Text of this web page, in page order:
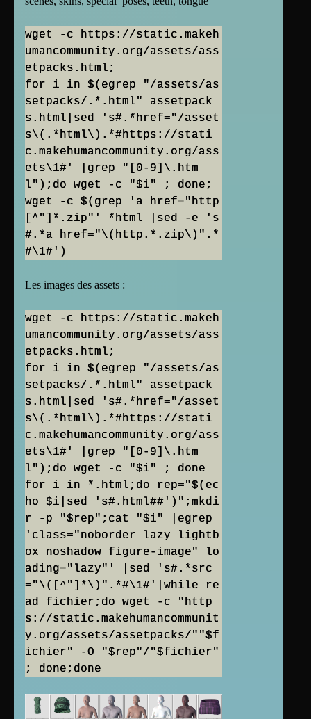
wget -c https://static.makeh
umancommunity.org/assets/ass
etpacks.html;
for i in $(egrep "/assets/as
setpacks/.*.html" assetpack
s.html|sed 's#.*href="/asset
s\(.*html\).*#https://stati
c.makehumancommunity.org/ass
ets\1#' |grep "[0-9]\.htm
l");do wget -c "$i" ; done;
wget -c $(grep 'a href="http
[^"]*.zip"' *html |sed -e 's
#.*a href="\(http.*.zip\)".*
Les images des assets :
wget -c https://static.makeh
umancommunity.org/assets/ass
etpacks.html;
for i in $(egrep "/assets/as
setpacks/.*.html" assetpack
s.html|sed 's#.*href="/asset
s\(.*html\).*#https://stati
c.makehumancommunity.org/ass
ets\1#' |grep "[0-9]\.htm
l");do wget -c "$i" ; done
for i in *.html;do rep="$(ec
ho $i|sed 's#.html##')";mkdi
r -p "$rep";cat "$i" |egrep
'class="noborder lazy lightb
ox noshadow figure-image" lo
ading="lazy"' |sed 's#.*src
="\([^"]*\)".*#\1#'|while re
ad fichier;do wget -c "http
s://static.makehumancommunit
y.org/assets/assetpacks/""$f
ichier" -O "$rep"/"$fichier"